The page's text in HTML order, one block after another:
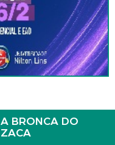
A BRONCA DO
ZACA